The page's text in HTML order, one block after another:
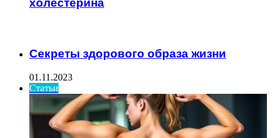
холестерина
Секреты здорового образа жизни
01.11.2023
Статьи